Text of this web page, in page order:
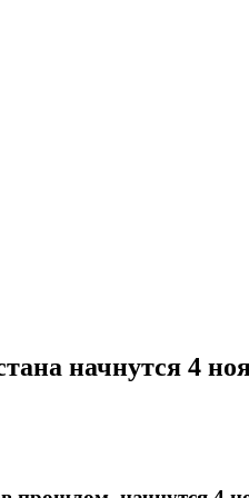
начнутся 4